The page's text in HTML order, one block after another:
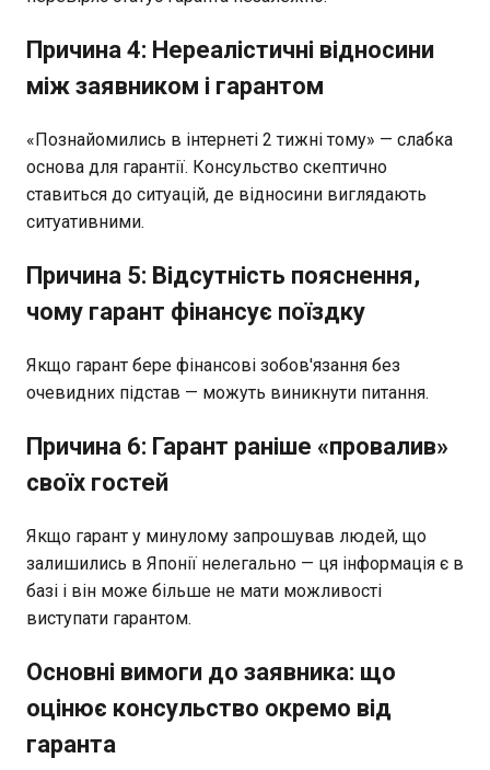
Причина 4: Нереалістичні відносини
між заявником і гарантом
«Познайомились в інтернеті 2 тижні тому» — слабка
основа для гарантії. Консульство скептично
ставиться до ситуацій, де відносини виглядають
ситуативними.
Причина 5: Відсутність пояснення,
чому гарант фінансує поїздку
Якщо гарант бере фінансові зобов'язання без
очевидних підстав — можуть виникнути питання.
Причина 6: Гарант раніше «провалив»
своїх гостей
Якщо гарант у минулому запрошував людей, що
залишились в Японії нелегально — ця інформація є в
базі і він може більше не мати можливості
виступати гарантом.
Основні вимоги до заявника: що
оцінює консульство окремо від
гаранта